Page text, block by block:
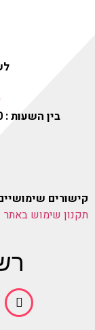
בין השעות : 8:00-15:00 (ניתן לשלוח גם וואטסאפ)
קישורים
תקנון שימוש באתר